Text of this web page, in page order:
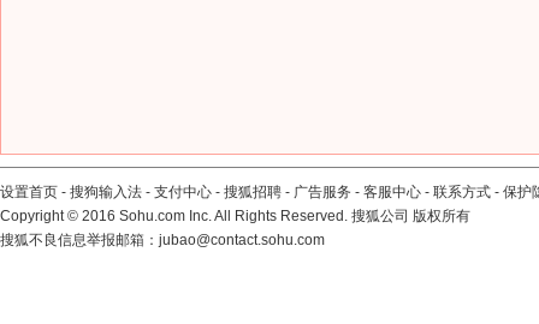
设置首页 - 搜狗输入法 - 支付中心 - 搜狐招聘 - 广告服务 - 客服中心 - 联系方式 - 保护
Copyright© 2016 Sohu.com Inc. All Rights Reserved. 搜狐公司 版权所有
搜狐不良信息举报邮箱： jubao@contact.sohu.com